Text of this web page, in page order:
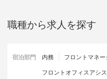
職種から求人を探す
宿泊部門 内務
フロントマネー
フロントオフィスアシ